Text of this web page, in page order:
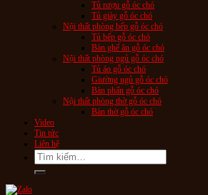
Tủ rượu gỗ óc chó
Tủ giày gỗ óc chó
Nội thất phòng bếp gỗ óc chó
Tủ bếp gỗ óc chó
Bàn ghế ăn gỗ óc chó
Nội thất phòng ngủ gỗ óc chó
Tủ áo gỗ óc chó
Giường ngủ gỗ óc chó
Bàn phấn gỗ óc chó
Nội thất phòng thờ gỗ óc chó
Bàn thờ gỗ óc chó
Video
Tin tức
Liên hệ
Tìm
kiếm: